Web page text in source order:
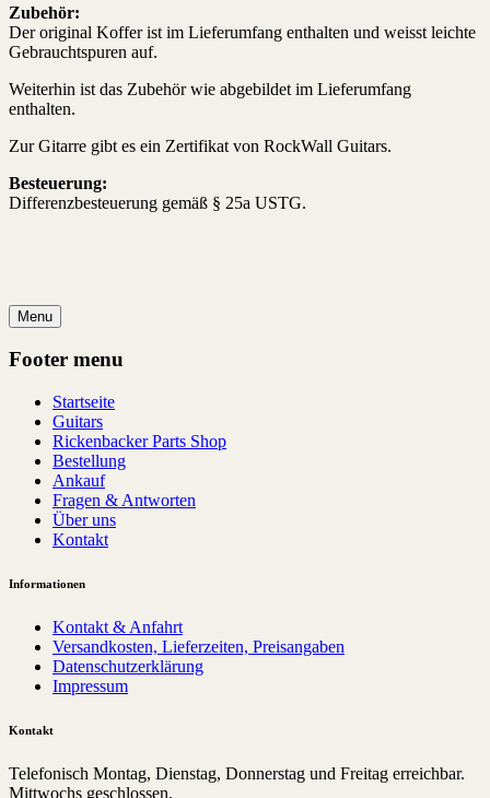
Zubehör:
Der original Koffer ist im Lieferumfang enthalten und weisst leichte
Gebrauchtspuren auf.
Weiterhin ist das Zubehör wie abgebildet im Lieferumfang
enthalten.
Zur Gitarre gibt es ein Zertifikat von RockWall Guitars.
Besteuerung:
Differenzbesteuerung gemäß § 25a USTG.
Menu
Footer menu
Startseite
Guitars
Rickenbacker Parts Shop
Bestellung
Ankauf
Fragen & Antworten
Über uns
Kontakt
Informationen
Kontakt & Anfahrt
Versandkosten, Lieferzeiten, Preisangaben
Datenschutzerklärung
Impressum
Kontakt
Telefonisch Montag, Dienstag, Donnerstag und Freitag erreichbar.
Mittwochs geschlossen.